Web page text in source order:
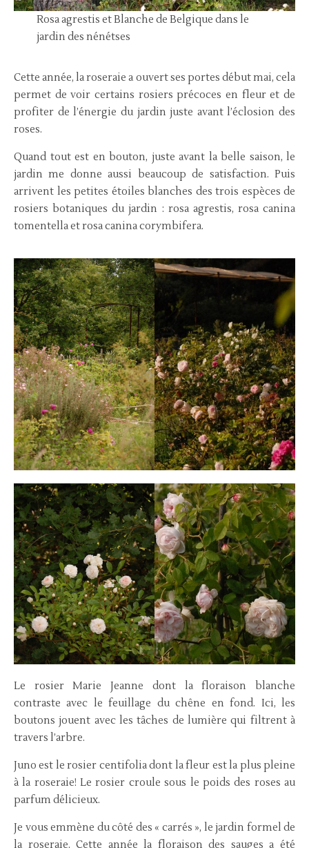
Rosa agrestis et Blanche de Belgique dans le
jardin des nénétses
Cette année, la roseraie a ouvert ses portes début mai, cela
permet de voir certains rosiers précoces en fleur et de
profiter de l’énergie du jardin juste avant l’éclosion des
roses.
Quand tout est en bouton, juste avant la belle saison, le
jardin me donne aussi beaucoup de satisfaction. Puis
arrivent les petites étoiles blanches des trois espèces de
rosiers botaniques du jardin : rosa agrestis, rosa canina
tomentella et rosa canina corymbifera.
Le rosier Marie Jeanne dont la floraison blanche
contraste avec le feuillage du chêne en fond. Ici, les
boutons jouent avec les tâches de lumière qui filtrent à
travers l’arbre.
Juno est le rosier centifolia dont la fleur est la plus pleine
à la roseraie! Le rosier croule sous le poids des roses au
parfum délicieux.
Je vous emmène du côté des « carrés », le jardin formel de
la roseraie. Cette année la floraison des sauges a été